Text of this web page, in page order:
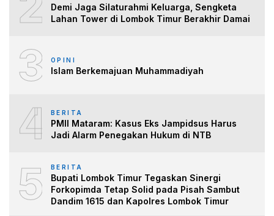
Demi Jaga Silaturahmi Keluarga, Sengketa
Lahan Tower di Lombok Timur Berakhir Damai
3 OPINI
Islam Berkemajuan Muhammadiyah
4 BERITA
PMII Mataram: Kasus Eks Jampidsus Harus
Jadi Alarm Penegakan Hukum di NTB
5 BERITA
Bupati Lombok Timur Tegaskan Sinergi
Forkopimda Tetap Solid pada Pisah Sambut
Dandim 1615 dan Kapolres Lombok Timur